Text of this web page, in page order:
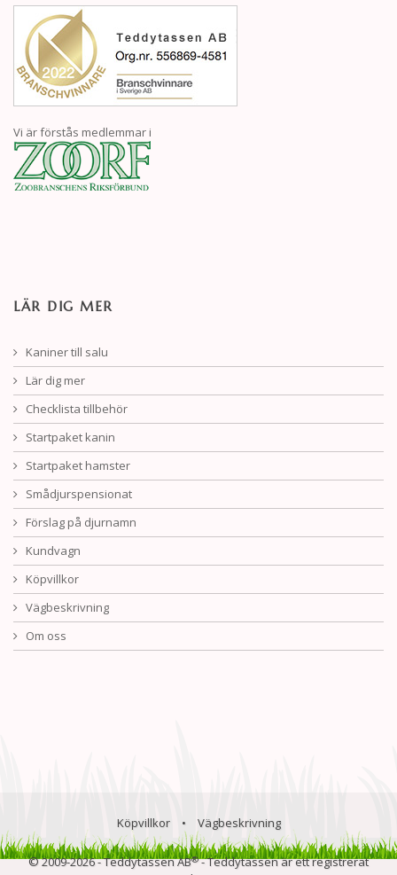
Vi är förstås medlemmar i
LÄR DIG MER
Kaniner till salu
Lär dig mer
Checklista tillbehör
Startpaket kanin
Startpaket hamster
Smådjurspensionat
Förslag på djurnamn
Kundvagn
Köpvillkor
Vägbeskrivning
Om oss
Köpvillkor • Vägbeskrivning
© 2009-2026 - Teddytassen AB®- Teddytassen är ett registrerat